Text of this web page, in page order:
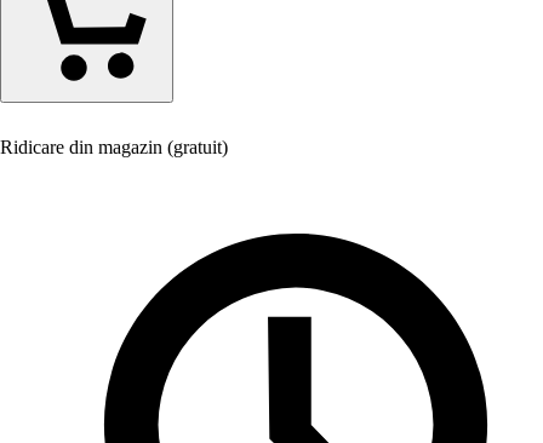
Ridicare din magazin (gratuit)